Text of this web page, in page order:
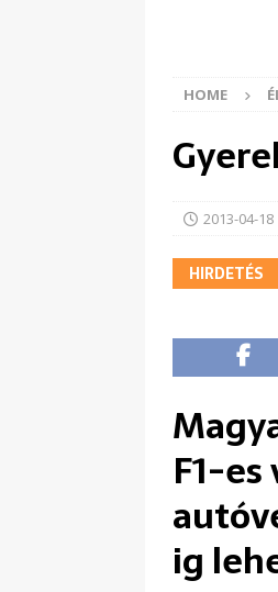
HOME
2013-04-18
HIRDETÉS
F1-
ig